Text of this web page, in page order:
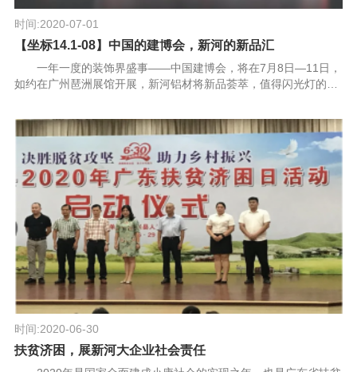
时间:2020-07-01
【坐标14.1-08】中国的建博会，新河的新品汇
一年一度的装饰界盛事——中国建博会，将在7月8日—11日，
如约在广州琶洲展馆开展，新河铝材将新品荟萃，值得闪光灯的聚
时间:2020-06-30
扶贫济困，展新河大企业社会责任